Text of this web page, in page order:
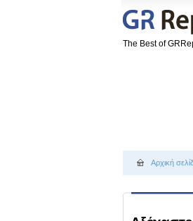
The Best of
Αρχική